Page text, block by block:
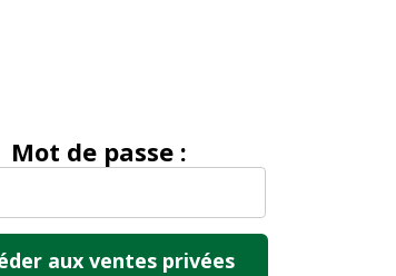
Mot de passe :